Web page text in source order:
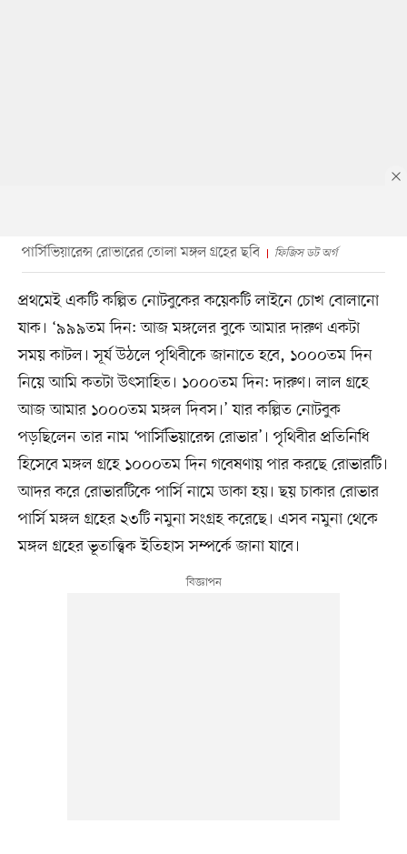
পার্সিভিয়ারেন্স রোভারের তোলা মঙ্গল গ্রহের ছবি ফিজিস ডট অর্গ
প্রথমেই একটি কল্পিত নোটবুকের কয়েকটি লাইনে চোখ বোলানো
যাক। ‘৯৯৯তম দিন: আজ মঙ্গলের বুকে আমার দারুণ একটা
সময় কাটল। সূর্য উঠলে পৃথিবীকে জানাতে হবে, ১০০০তম দিন
নিয়ে আমি কতটা উৎসাহিত। ১০০০তম দিন: দারুণ। লাল গ্রহে
আজ আমার ১০০০তম মঙ্গল দিবস।’ যার কল্পিত নোটবুক
পড়ছিলেন তার নাম ‘পার্সিভিয়ারেন্স রোভার’। পৃথিবীর প্রতিনিধি
হিসেবে মঙ্গল গ্রহে ১০০০তম দিন গবেষণায় পার করছে রোভারটি।
আদর করে রোভারটিকে পার্সি নামে ডাকা হয়। ছয় চাকার রোভার
পার্সি মঙ্গল গ্রহের ২৩টি নমুনা সংগ্রহ করেছে। এসব নমুনা থেকে
মঙ্গল গ্রহের ভূতাত্ত্বিক ইতিহাস সম্পর্কে জানা যাবে।